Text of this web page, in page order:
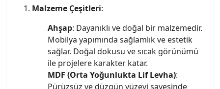
Malzeme Çeşitleri:
Ahşap: Dayanıklı ve doğal bir malzemedir.
Mobilya yapımında sağlamlık ve estetik
sağlar. Doğal dokusu ve sıcak görünümü
ile projelere karakter katar.
MDF (Orta Yoğunlukta Lif Levha):
Pürüzsüz ve düzgün yüzeyi sayesinde